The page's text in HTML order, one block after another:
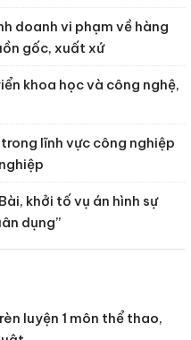
doanh vi phạm về hàng
gốc, xuất xứ
khoa học và công nghệ,
lĩnh vực công nghiệp
khởi tố vụ án hình sự
dụng”
luyện 1 môn thể thao,